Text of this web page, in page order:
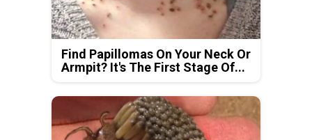
Find Papillomas On Your Neck Or
Armpit? It's The First Stage Of...